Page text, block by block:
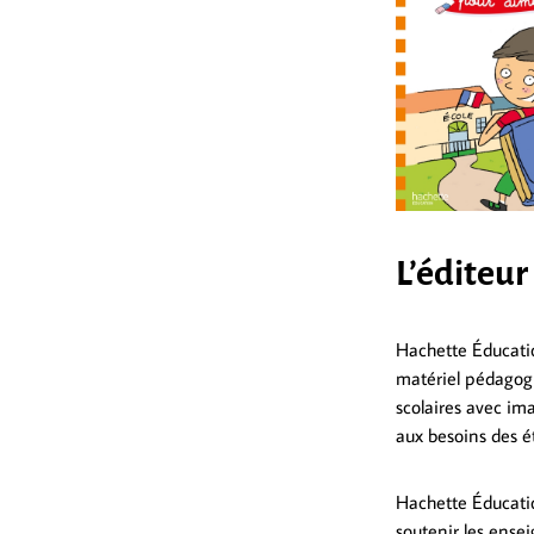
Hachette
matériel
scolaires avec
aux besoins des
Hachette